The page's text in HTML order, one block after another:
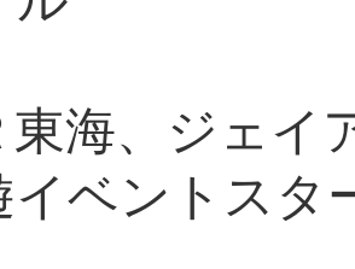
東海、ジェイ
イベントスタ